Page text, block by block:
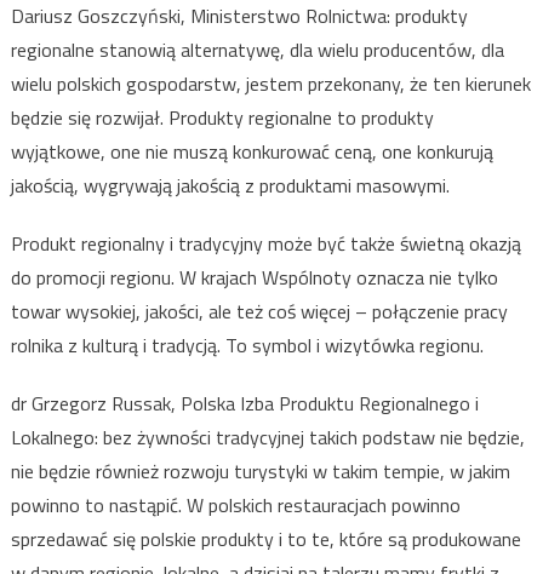
Dariusz Goszczyński, Ministerstwo Rolnictwa: produkty
regionalne stanowią alternatywę, dla wielu producentów, dla
wielu polskich gospodarstw, jestem przekonany, że ten kierunek
będzie się rozwijał. Produkty regionalne to produkty
wyjątkowe, one nie muszą konkurować ceną, one konkurują
jakością, wygrywają jakością z produktami masowymi.
Produkt regionalny i tradycyjny może być także świetną okazją
do promocji regionu. W krajach Wspólnoty oznacza nie tylko
towar wysokiej, jakości, ale też coś więcej – połączenie pracy
rolnika z kulturą i tradycją. To symbol i wizytówka regionu.
dr Grzegorz Russak, Polska Izba Produktu Regionalnego i
Lokalnego: bez żywności tradycyjnej takich podstaw nie będzie,
nie będzie również rozwoju turystyki w takim tempie, w jakim
powinno to nastąpić. W polskich restauracjach powinno
sprzedawać się polskie produkty i to te, które są produkowane